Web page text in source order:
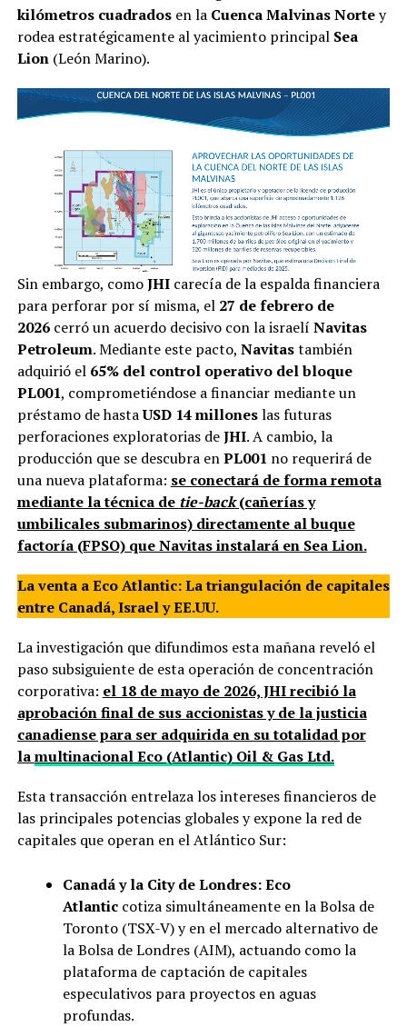
kilómetros cuadradosen la Cuenca Malvinas Nortey
rodea estratégicamente al yacimiento principal Sea
Lion(León Marino).
Sin embargo, comoJHIcarecía de la espalda financiera
para perforar por sí misma, el 27 de febrero de
2026cerró un acuerdo decisivo con la israelí Navitas
Petroleum. Mediante este pacto, Navitastambién
adquirió el 65% del control operativo del bloque
PL001, comprometiéndose a financiar mediante un
préstamo de hastaUSD 14 milloneslas futuras
perforaciones exploratorias deJHI. A cambio, la
producción que se descubra enPL001 no requerirá de
una nueva plataforma: se conectará de forma remota
mediante la técnica de tie-back(cañerías y
umbilicales submarinos) directamente al buque
factoría (FPSO) que Navitas instalará en Sea Lion.
La venta a Eco Atlantic: La triangulación de capitales
entre Canadá, Israel y EE.UU.
La investigación que difundimos esta mañana reveló el
paso subsiguiente de esta operación de concentración
corporativa: el 18 de mayo de 2026, JHI recibió la
aprobación final de sus accionistas y de la justicia
canadiense para ser adquirida en su totalidad por
lamultinacional Eco (Atlantic) Oil & Gas Ltd.
Esta transacción entrelaza los intereses financieros de
las principales potencias globales y expone la red de
capitales que operan en el Atlántico Sur:
Canadá y la City de Londres:Eco
Atlanticcotiza simultáneamente en la Bolsa de
Toronto (TSX-V) y en el mercado alternativo de
la Bolsa de Londres (AIM), actuando como la
plataforma de captación de capitales
especulativos para proyectos en aguas
profundas.